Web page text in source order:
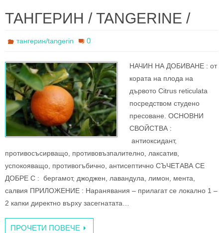
c
e
b
o
o
k
tt
er
ar
e
ТАНГЕРИН / TANGERINE /
тангерин/tangerin 0
НАЧИН НА ДОБИВАНЕ : oт
кората на плода на
дървото Citrus reticulata
посредством студено
пресоване. ОСНОВНИ
СВОЙСТВА :
антиоксидант,
противосъсирващо, противовъзпалително, лаксатив,
успокояващо, противогъбично, антисептично СЪЧЕТАВА СЕ
ДОБРЕ С : бергамот, джоджен, лавандула, лимон, мента,
салвия ПРИЛОЖЕНИЕ : Наранявания – прилагат се локално 1 –
2 капки директно върху засегнатата…
ПРОЧЕТИ ПОВЕЧЕ